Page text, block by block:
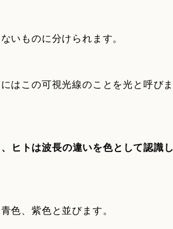
いものに分けられます。
はこの可視光線のことを光と呼びま
ヒトは波長の違いを色として認識し
色、紫色と並びます。